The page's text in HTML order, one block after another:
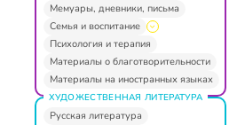
Мемуары, дневники, письма
Семья и воспитание
Психология и терапия
Материалы о благотворительности
Материалы на иностранных языках
ХУДОЖЕСТВЕННАЯ ЛИТЕРАТУРА
Русская литература